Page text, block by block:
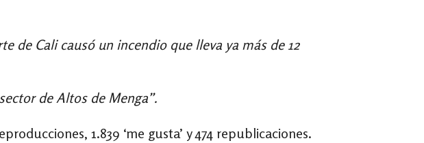
de Cali causó un incendio que lleva ya más de 12
de Altos de Menga”.
1.839 ‘me gusta’ y 474 republicaciones.